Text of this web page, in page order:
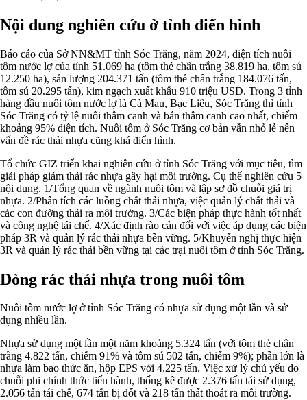
Nội dung nghiên cứu ở tỉnh điển hình
Báo cáo của Sở NN&MT tỉnh Sóc Trăng, năm 2024, diện tích nuôi
tôm nước lợ của tỉnh 51.069 ha (tôm thẻ chân trắng 38.819 ha, tôm sú
12.250 ha), sản lượng 204.371 tấn (tôm thẻ chân trắng 184.076 tấn,
tôm sú 20.295 tấn), kim ngạch xuất khẩu 910 triệu USD. Trong 3 tỉnh
hàng đầu nuôi tôm nước lợ là Cà Mau, Bạc Liêu, Sóc Trăng thì tỉnh
Sóc Trăng có tỷ lệ nuôi thâm canh và bán thâm canh cao nhất, chiếm
khoảng 95% diện tích. Nuôi tôm ở Sóc Trăng cơ bản vẫn nhỏ lẻ nên
vấn đề rác thải nhựa cũng khá điển hình.
Tổ chức GIZ triển khai nghiên cứu ở tỉnh Sóc Trăng với mục tiêu, tìm
giải pháp giảm thải rác nhựa gây hại môi trường. Cụ thể nghiên cứu 5
nội dung. 1/Tổng quan về ngành nuôi tôm và lập sơ đồ chuỗi giá trị
nhựa. 2/Phân tích các luồng chất thải nhựa, việc quản lý chất thải và
các con đường thải ra môi trường. 3/Các biện pháp thực hành tốt nhất
và công nghệ tái chế. 4/Xác định rào cản đối với việc áp dụng các biện
pháp 3R và quản lý rác thải nhựa bền vững. 5/Khuyến nghị thực hiện
3R và quản lý rác thải bền vững tại các trại nuôi tôm ở tỉnh Sóc Trăng.
Dòng rác thải nhựa trong nuôi tôm
Nuôi tôm nước lợ ở tỉnh Sóc Trăng có nhựa sử dụng một lần và sử
dụng nhiều lần.
Nhựa sử dụng một lần một năm khoảng 5.324 tấn (với tôm thẻ chân
trắng 4.822 tấn, chiếm 91% và tôm sú 502 tấn, chiếm 9%); phần lớn là
nhựa làm bao thức ăn, hộp EPS với 4.225 tấn. Việc xử lý chủ yếu do
chuỗi phi chính thức tiến hành, thống kê được 2.376 tấn tái sử dụng,
2.056 tấn tái chế, 674 tấn bị đốt và 218 tấn thất thoát ra môi trường.